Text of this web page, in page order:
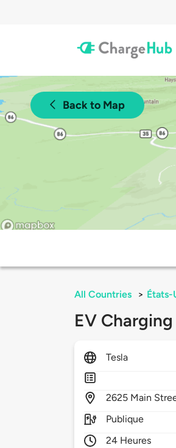
Back to Map
All Countries > États-
EV
Tesla
2625 Main
Publique
24 Heures